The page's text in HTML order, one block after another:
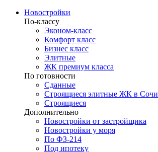
Новостройки
По-классу
Эконом-класс
Комфорт класс
Бизнес класс
Элитные
ЖК премиум класса
По готовности
Сданные
Строящиеся элитные ЖК в Сочи
Строящиеся
Дополнительно
Новостройки от застройщика
Новостройки у моря
По ФЗ-214
Под ипотеку